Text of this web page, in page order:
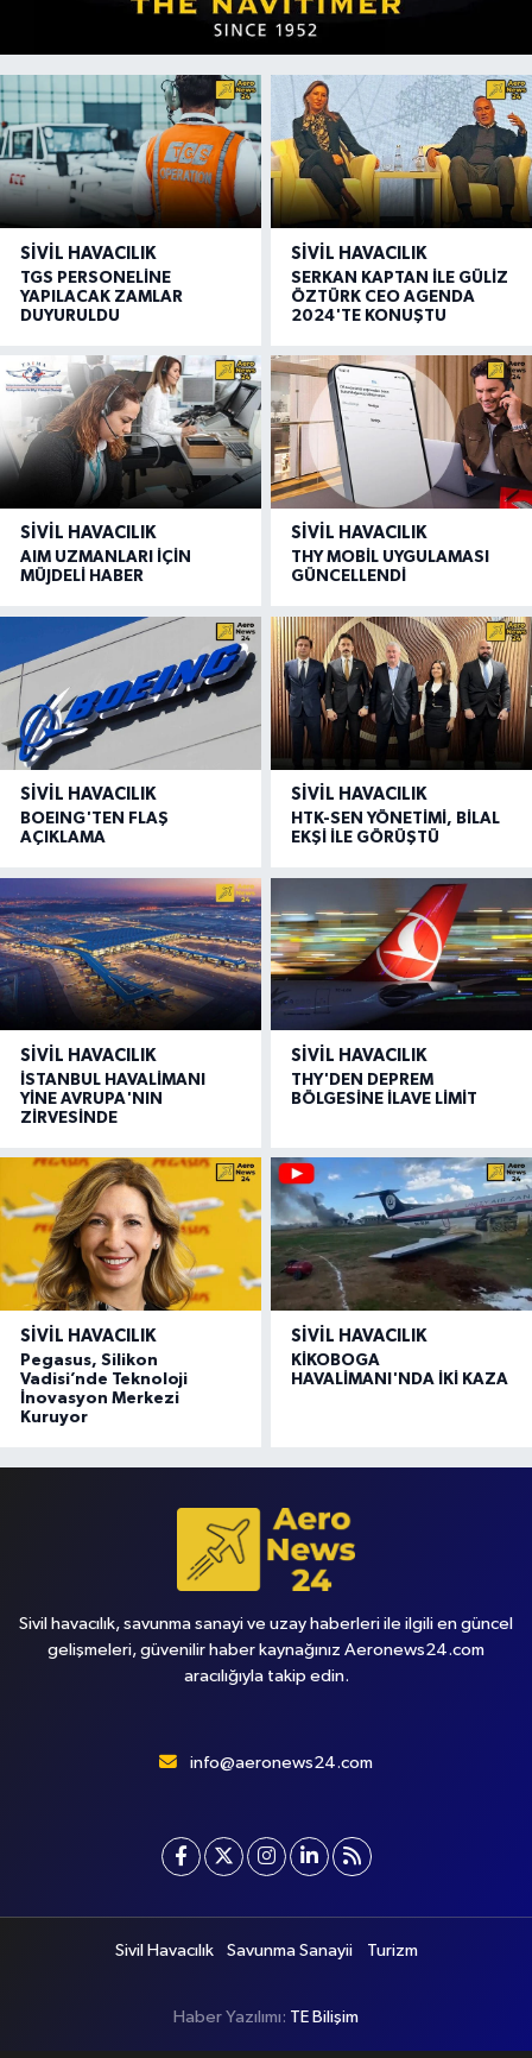
SIVIL HAVACILIK
TGS PERSONELİNE
YAPILACAK ZAMLAR
DUYURULDU
SIVIL HAVACILIK
SERKAN KAPTAN İLE GÜLİZ
ÖZTÜRK CEO AGENDA
2024'TE KONUŞTU
SIVIL HAVACILIK
AIM UZMANLARI İÇİN
MÜJDELİ HABER
SIVIL HAVACILIK
THY MOBİL UYGULAMASI
GÜNCELLENDİ
SIVIL HAVACILIK
BOEING'TEN FLAŞ
AÇIKLAMA
SIVIL HAVACILIK
HTK-SEN YÖNETİMİ, BİLAL
EKŞİ İLE GÖRÜŞTÜ
SIVIL HAVACILIK
İSTANBUL HAVALİMANI
YİNE AVRUPA'NIN
ZİRVESİNDE
SIVIL HAVACILIK
THY'DEN DEPREM
BÖLGESİNE İLAVE LİMİT
SIVIL HAVACILIK
Pegasus, Silikon
Vadisi’nde Teknoloji
İnovasyon Merkezi
Kuruyor
SIVIL HAVACILIK
KİKOBOGA
HAVALİMANI'NDA İKİ KAZA
Sivil havacılık, savunma sanayi ve uzay haberleri ile ilgili en güncel
gelişmeleri, güvenilir haber kaynağınız Aeronews24.com
aracılığıyla takip edin.
info@aeronews24.com
Sivil Havacılık Savunma Sanayii Turizm
Haber Yazılımı: TE Bilişim